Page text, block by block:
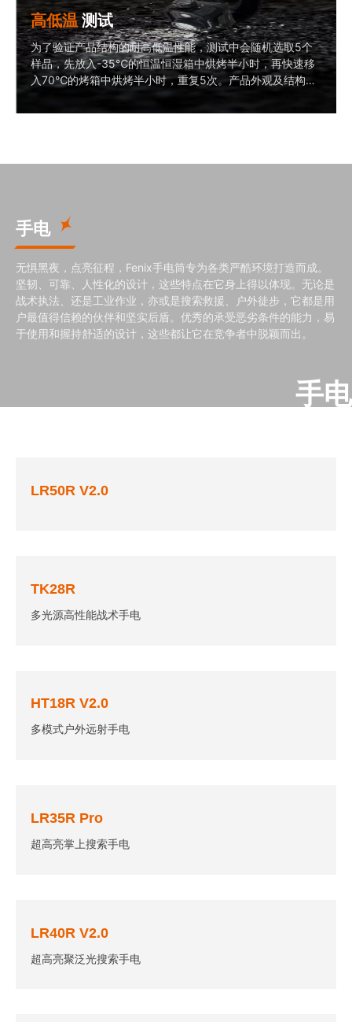
高低温 测试
为了验证产品结构的耐高低温性能，测试中会随机选取5个
样品，先放入-35℃的恒温恒湿箱中烘烤半小时，再快速移
入70℃的烤箱中烘烤半小时，重复5次。产品外观及结构必
须无明显损坏或变形，方为通过测试。
手电
无惧黑夜，点亮征程，Fenix手电筒专为各类严酷环境打造而成。
坚韧、可靠、人性化的设计，这些特点在它身上得以体现。无论是
战术执法、还是工业作业，亦或是搜索救援、户外徒步，它都是用
户最值得信赖的伙伴和坚实后盾。优秀的承受恶劣条件的能力，易
于使用和握持舒适的设计，这些都让它在竞争者中脱颖而出。
手电
LR50R V2.0
TK28R
多光源高性能战术手电
HT18R V2.0
多模式户外远射手电
LR35R Pro
超高亮掌上搜索手电
LR40R V2.0
超高亮聚泛光搜索手电